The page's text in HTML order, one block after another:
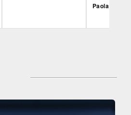
Paola Randi